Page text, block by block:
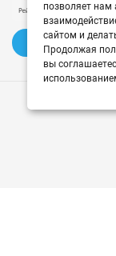
✍️ Оставить
позволяет нам
сайтом и
Продолжая
вы